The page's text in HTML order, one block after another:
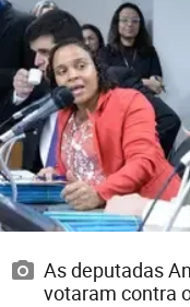
As deputadas
votaram contra